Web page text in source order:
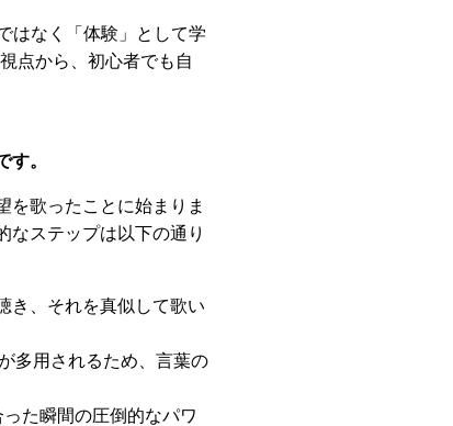
はなく「体験」として学
点から、初心者でも自
。
を歌ったことに始まりま
なステップは以下の通り
き、それを真似して歌い
多用されるため、言葉の
た瞬間の圧倒的なパワ